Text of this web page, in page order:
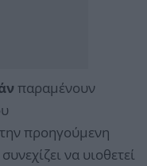
παραμένουν
προηγούμενη
να υιοθετεί